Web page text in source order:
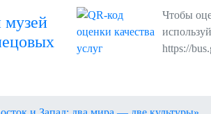
музей
Чтобы
https://